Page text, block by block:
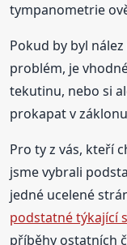
tympanometrie
Pokud by byl
problém, je
tekutinu, nebo si
prokapat v
Pro ty z vás, kteří
jsme vybrali
jedné ucelené
podstatné týkající
příběhy ostatních